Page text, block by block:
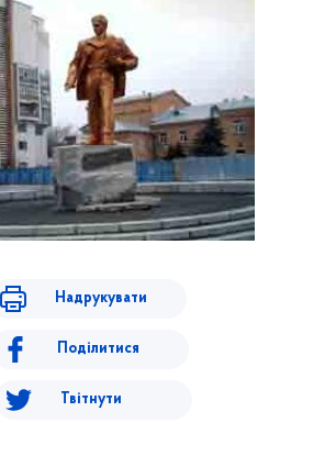
Надрукувати
Поділитися
Твітнути